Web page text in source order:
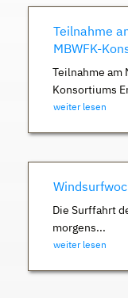
Teilnahme
MBWFK-
Teilnahme am
Konsortiums
weiter lesen
Die Surffahrt
morgens...
weiter lesen